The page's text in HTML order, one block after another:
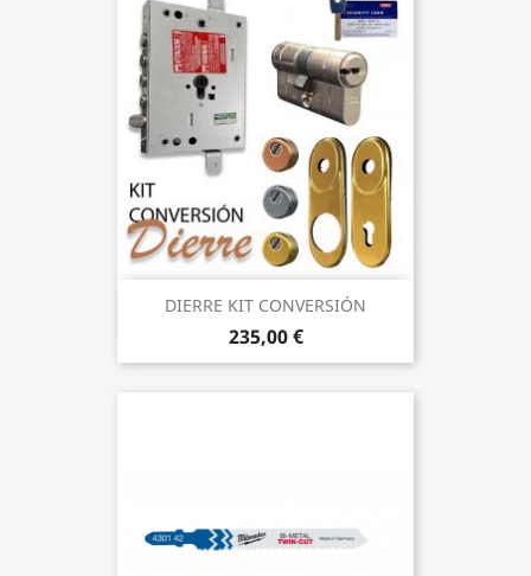
DIERRE KIT CONVERSIÓN
235,00 €